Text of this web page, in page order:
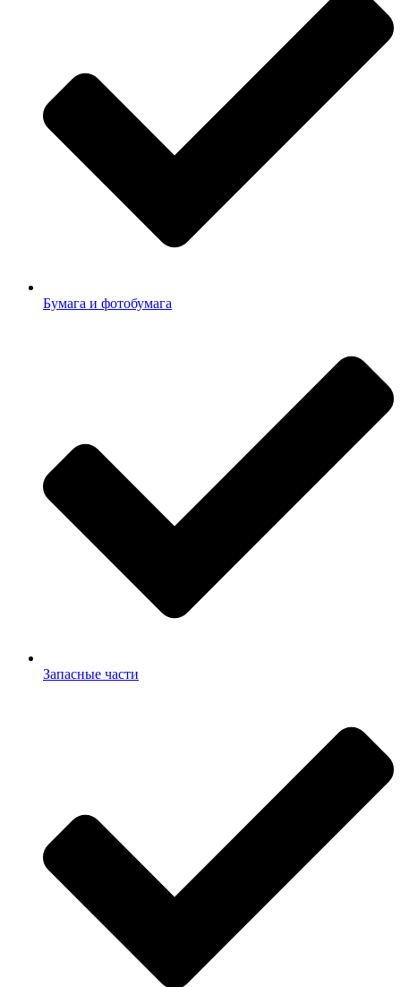
Бумага и фотобумага
Запасные части